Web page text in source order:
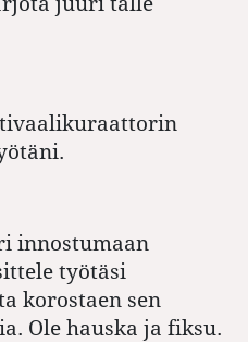
innostumaan
työtäsi
korostaen sen
Ole hauska ja fiksu.